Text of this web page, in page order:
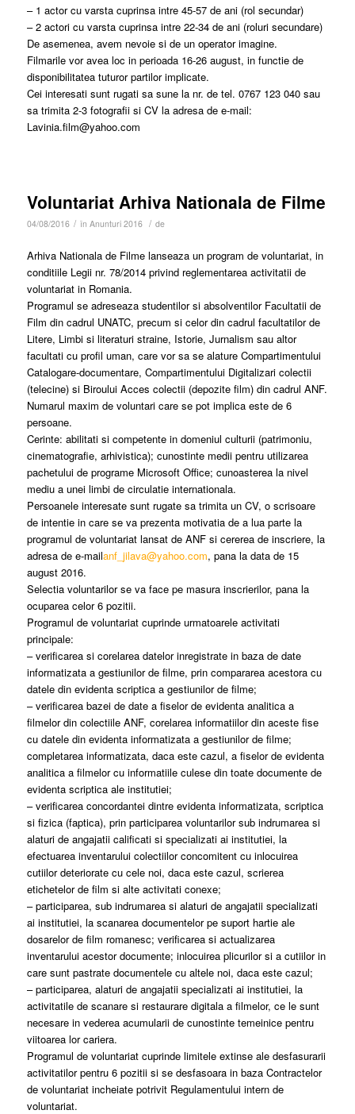
– 1 actor cu varsta cuprinsa intre 45-57 de ani (rol secundar)
– 2 actori cu varsta cuprinsa intre 22-34 de ani (roluri secundare)
De asemenea, avem nevoie si de un operator imagine.
Filmarile vor avea loc in perioada 16-26 august, in functie de
disponibilitatea tuturor partilor implicate.
Cei interesati sunt rugati sa sune la nr. de tel. 0767 123 040 sau
sa trimita 2-3 fotografii si CV la adresa de e-mail:
Lavinia.film@yahoo.com
Voluntariat Arhiva Nationala de Filme
04/08/2016 / în Anunturi 2016 / de
Arhiva Nationala de Filme lanseaza un program de voluntariat, in
conditiile Legii nr. 78/2014 privind reglementarea activitatii de
voluntariat in Romania.
Programul se adreseaza studentilor si absolventilor Facultatii de
Film din cadrul UNATC, precum si celor din cadrul facultatilor de
Litere, Limbi si literaturi straine, Istorie, Jurnalism sau altor
facultati cu profil uman, care vor sa se alature Compartimentului
Catalogare-documentare, Compartimentului Digitalizari colectii
(telecine) si Biroului Acces colectii (depozite film) din cadrul ANF.
Numarul maxim de voluntari care se pot implica este de 6
persoane.
Cerinte: abilitati si competente in domeniul culturii (patrimoniu,
cinematografie, arhivistica); cunostinte medii pentru utilizarea
pachetului de programe Microsoft Office; cunoasterea la nivel
mediu a unei limbi de circulatie internationala.
Persoanele interesate sunt rugate sa trimita un CV, o scrisoare
de intentie in care se va prezenta motivatia de a lua parte la
programul de voluntariat lansat de ANF si cererea de inscriere, la
adresa de e-mailanf_jilava@yahoo.com, pana la data de 15
august 2016.
Selectia voluntarilor se va face pe masura inscrierilor, pana la
ocuparea celor 6 pozitii.
Programul de voluntariat cuprinde urmatoarele activitati
principale:
– verificarea si corelarea datelor inregistrate in baza de date
informatizata a gestiunilor de filme, prin compararea acestora cu
datele din evidenta scriptica a gestiunilor de filme;
– verificarea bazei de date a fiselor de evidenta analitica a
filmelor din colectiile ANF, corelarea informatiilor din aceste fise
cu datele din evidenta informatizata a gestiunilor de filme;
completarea informatizata, daca este cazul, a fiselor de evidenta
analitica a filmelor cu informatiile culese din toate documente de
evidenta scriptica ale institutiei;
– verificarea concordantei dintre evidenta informatizata, scriptica
si fizica (faptica), prin participarea voluntarilor sub indrumarea si
alaturi de angajatii calificati si specializati ai institutiei, la
efectuarea inventarului colectiilor concomitent cu inlocuirea
cutiilor deteriorate cu cele noi, daca este cazul, scrierea
etichetelor de film si alte activitati conexe;
– participarea, sub indrumarea si alaturi de angajatii specializati
ai institutiei, la scanarea documentelor pe suport hartie ale
dosarelor de film romanesc; verificarea si actualizarea
inventarului acestor documente; inlocuirea plicurilor si a cutiilor in
care sunt pastrate documentele cu altele noi, daca este cazul;
– participarea, alaturi de angajatii specializati ai institutiei, la
activitatile de scanare si restaurare digitala a filmelor, ce le sunt
necesare in vederea acumularii de cunostinte temeinice pentru
viitoarea lor cariera.
Programul de voluntariat cuprinde limitele extinse ale desfasurarii
activitatilor pentru 6 pozitii si se desfasoara in baza Contractelor
de voluntariat incheiate potrivit Regulamentului intern de
voluntariat.